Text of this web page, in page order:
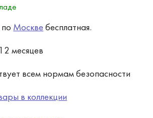
Москве бесплатная.
месяцев
всем нормам безопасности
в коллекции